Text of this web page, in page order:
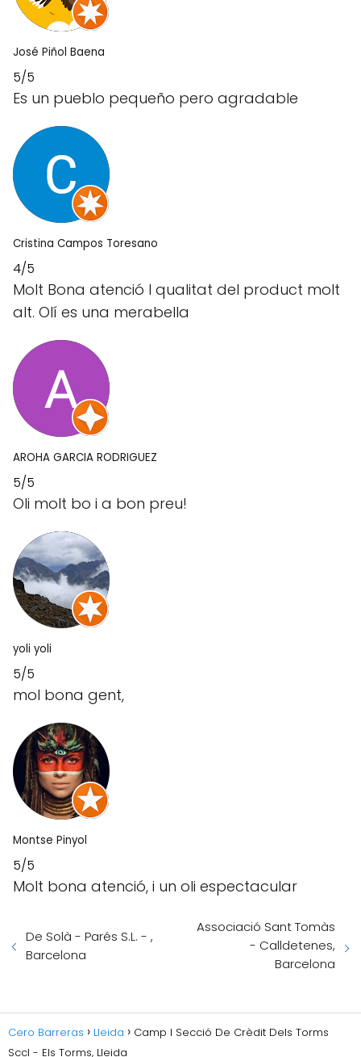
José Piñol Baena
5/5
Es un pueblo pequeño pero agradable
Cristina Campos Toresano
4/5
Molt Bona atenció I qualitat del product molt
alt. Olí es una merabella
AROHA GARCIA RODRIGUEZ
5/5
Oli molt bo i a bon preu!
yoli yoli
5/5
mol bona gent,
Montse Pinyol
5/5
Molt bona atenció, i un oli espectacular
De Solà - Parés S.L. - ,
Barcelona
Associació Sant Tomàs
- Calldetenes,
Barcelona
Cero Barreras Lleida
Camp I Secció De Crèdit Dels Torms
Sccl - Els Torms, Lleida